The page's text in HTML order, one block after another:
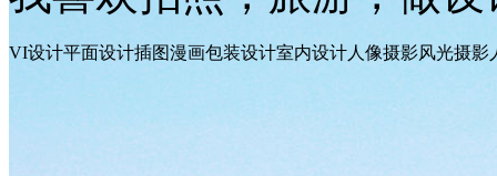
VI设计平面设计插图漫画包装设计室内设计人像摄影风光摄影